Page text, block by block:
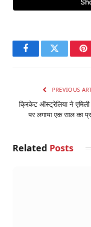
FacebookTwitter
PREVIOUS
क्रिकेट ऑस्ट्रेलिया ने एमिली
पर लगाया एक साल का
Related Posts